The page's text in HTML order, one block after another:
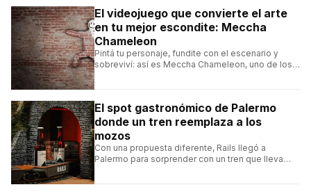
El videojuego que convierte el arte
en tu mejor escondite: Meccha
Chameleon
Pintá tu personaje, fundite con el escenario y
sobreviví: así es Meccha Chameleon, uno de los
El spot gastronómico de Palermo
donde un tren reemplaza a los
mozos
Con una propuesta diferente, Rails llegó a
Palermo para sorprender con un tren que lleva